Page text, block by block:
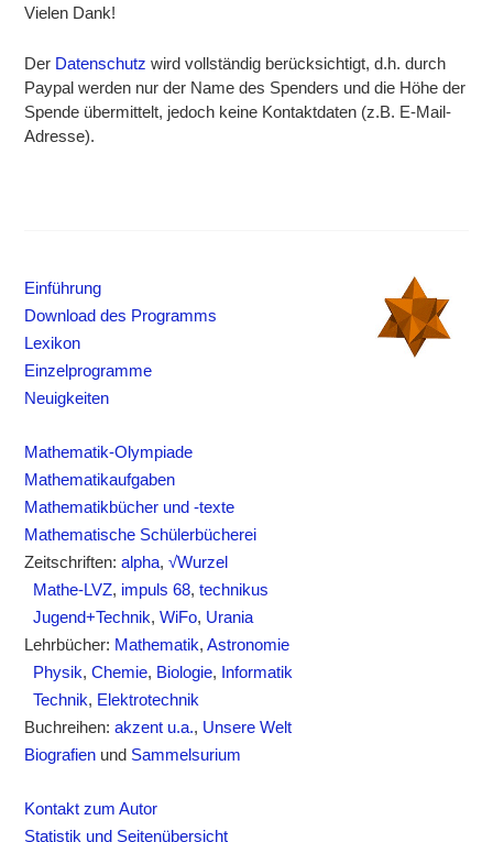
Vielen Dank!
Der Datenschutz wird vollständig berücksichtigt, d.h. durch
Paypal werden nur der Name des Spenders und die Höhe der
Spende übermittelt, jedoch keine Kontaktdaten (z.B. E-Mail-
Adresse).
Einführung
Download des Programms
Lexikon
Einzelprogramme
Neuigkeiten
Mathematik-Olympiade
Mathematikaufgaben
Mathematikbücher und -texte
Mathematische Schülerbücherei
Zeitschriften:alpha,√Wurzel
Mathe-LVZ, impuls 68,technikus
Jugend+Technik,WiFo, Urania
Lehrbücher: Mathematik,Astronomie
Physik,Chemie, Biologie,
Informatik
Technik, Elektrotechnik
Buchreihen:akzent u.a., Unsere Welt
Biografien und Sammelsurium
Kontakt zum Autor
Statistik und Seitenübersicht